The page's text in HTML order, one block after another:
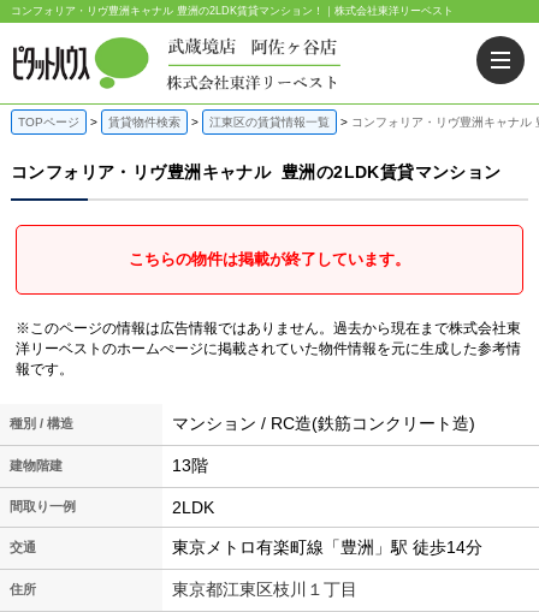
コンフォリア・リヴ豊洲キャナル 豊洲の2LDK賃貸マンション！｜株式会社東洋リーベスト
TOPページ 賃貸物件検索 江東区の賃貸情報一覧 コンフォリア・リヴ豊洲キャナル
コンフォリア・リヴ豊洲キャナル 豊洲の2LDK賃貸マンション
こちらの物件は掲載が終了しています。
※このページの情報は広告情報ではありません。過去から現在まで株式会社東
洋リーベストのホームぺージに掲載されていた物件情報を元に生成した参考情
報です。
種別 / 構造 マンション / RC造(鉄筋コンクリート造)
建物階建 13階
間取り一例 2LDK
交通 東京メトロ有楽町線「豊洲」駅 徒歩14分
住所 東京都江東区枝川１丁目